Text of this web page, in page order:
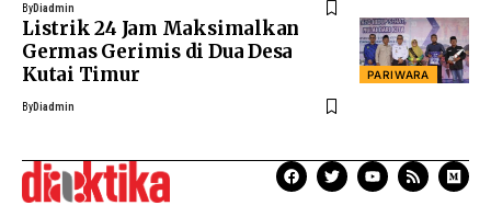
ByDiadmin
PARIWARA
Listrik 24 Jam Maksimalkan
Germas Gerimis di Dua Desa
Kutai Timur
ByDiadmin